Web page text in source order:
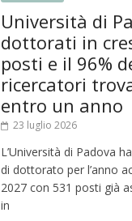
Università di
dottorati in
posti e il 96%
ricercatori
entro un anno
23 luglio 2026
L’Università di Padova
di dottorato per l’anno
2027 con 531 posti già
in